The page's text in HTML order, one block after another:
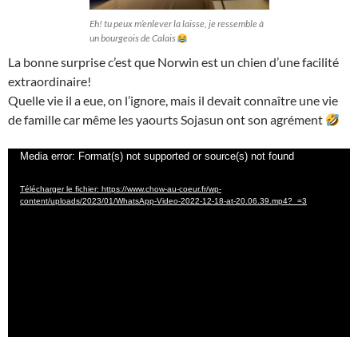
Eh! tu peux m’enlever la laisse, je ressemble à
un bourgeois de Calais
La bonne surprise c’est que Norwin est un chien d’une facilité
extraordinaire!
Quelle vie il a eue, on l’ignore, mais il devait connaître une vie
de famille car même les yaourts Sojasun ont son agrément
Lecteur
Media error: Format(s) not supported or source(s) not found
Télécharger le fichier: https://www.chow-au-coeur.fr/wp-
content/uploads/2023/01/WhatsApp-Video-2022-12-18-at-20.06.39.mp4?_=3